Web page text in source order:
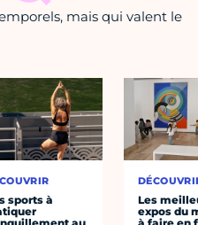
mais qui valent le
sports à
Les
expos du